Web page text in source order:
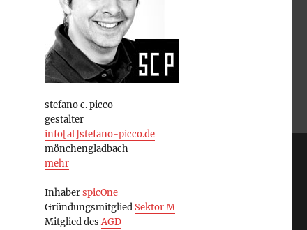
stefano c. picco
gestalter
info[at]stefano-picco.de
mönchengladbach
mehr
InhaberspicOne
GründungsmitgliedSektor M
Mitglied desAGD